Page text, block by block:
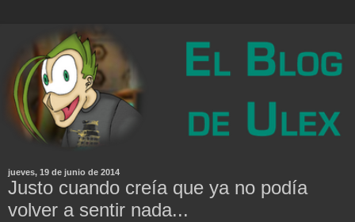
jueves, 19 de junio de 2014
Justo cuando creía que ya no podía
volver a sentir nada...